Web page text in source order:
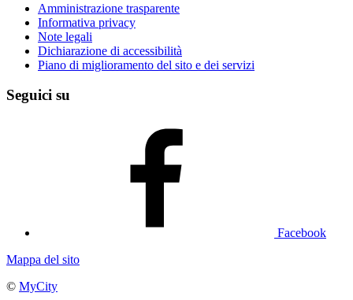
Amministrazione trasparente
Informativa privacy
Note legali
Dichiarazione di accessibilità
Piano di miglioramento del sito e dei servizi
Seguici su
Facebook
Mappa del sito
© MyCity